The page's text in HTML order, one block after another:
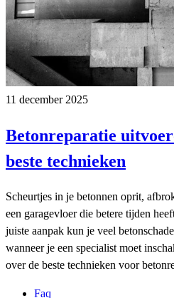
11 december 2025
Betonreparatie
beste technieken
Scheurtjes in je betonnen oprit,
een garagevloer die betere tijden
juiste aanpak kun je veel
wanneer je een specialist moet
over de beste technieken voor
Faq